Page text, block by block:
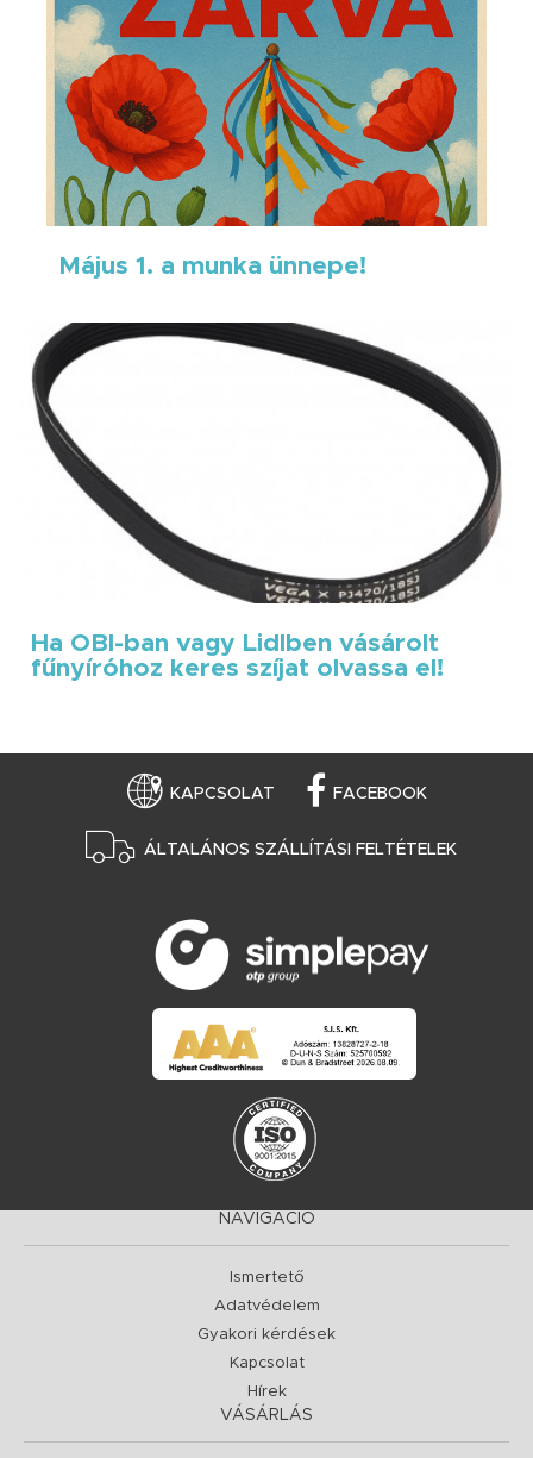
Május 1. a munka ünnepe!
Ha OBI-ban vagy Lidlben vásárolt
fűnyíróhoz keres szíjat olvassa el!
KAPCSOLAT FACEBOOK
ÁLTALÁNOS SZÁLLÍTÁSI FELTÉTELEK
NAVIGÁCIÓ
Ismertető
Adatvédelem
Gyakori kérdések
Kapcsolat
Hírek
VÁSÁRLÁS